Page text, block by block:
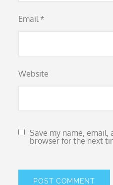
Email *
Website
Save my name, email,
browser for the next